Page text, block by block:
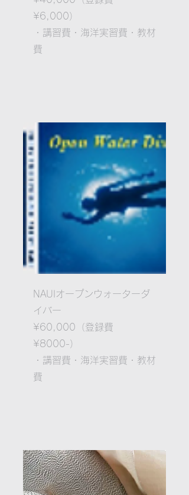
¥6,000）
・講習費・海洋実習費・教材
費
NAUI​オープンウォーターダ
イバー
¥60,000（登録費
¥8000-）
・講習費 ・海洋実習費 ・教材
費